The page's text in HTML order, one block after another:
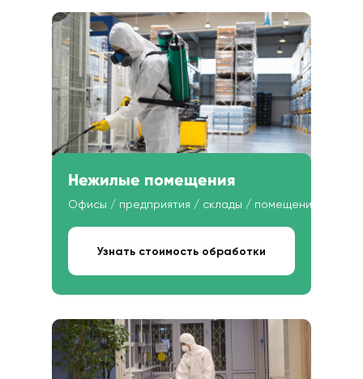
Узнать стоимость обработки
Офисы / предприятия / склады / помещения
Нежилые помещения